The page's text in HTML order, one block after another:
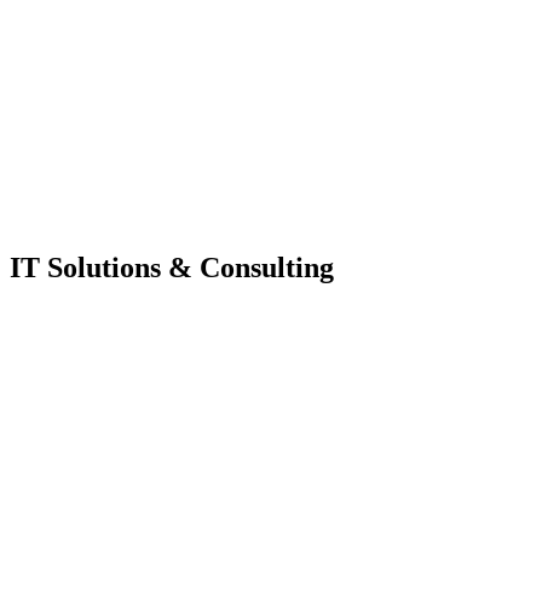
IT Solutions & Consulting